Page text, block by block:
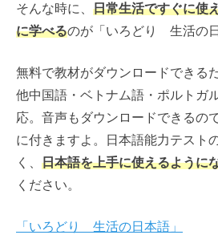
そんな時に、 日常生活ですぐに使
に学べるのが「いろどり 生活の日
無料で教材がダウンロードできる
他中国語・ベトナム語・ポルトガ
応。音声もダウンロードできるの
に付きますよ。日本語能力テスト
く、 日本語を上手に使えるように
ください。
「いろどり 生活の日本語」